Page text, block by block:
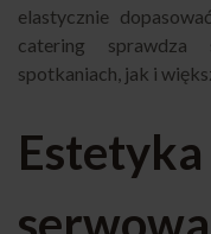
elastycznie
catering sprawdza
spotkaniach, jak i